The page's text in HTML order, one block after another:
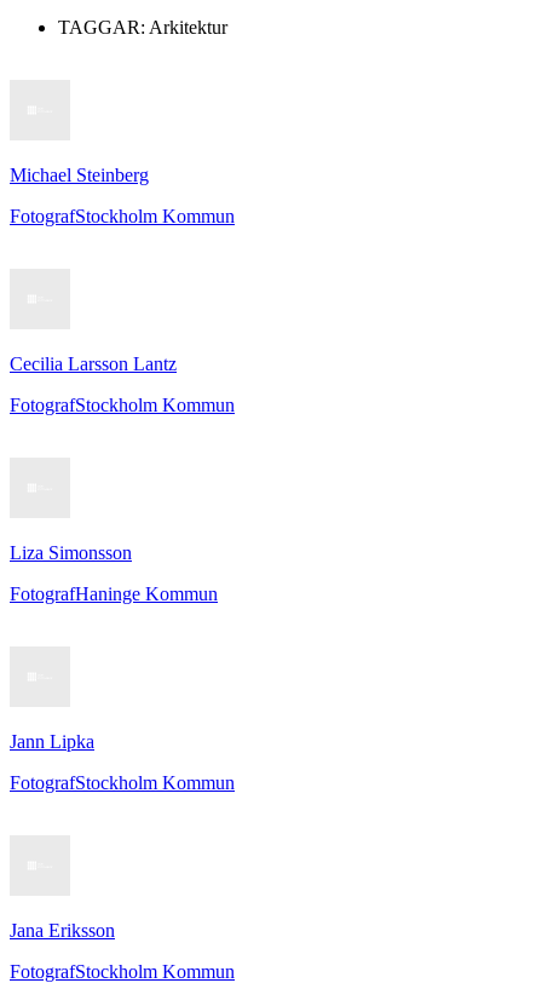
TAGGAR: Arkitektur
Michael Steinberg
FotografStockholm Kommun
Cecilia Larsson Lantz
FotografStockholm Kommun
Liza Simonsson
FotografHaninge Kommun
Jann Lipka
FotografStockholm Kommun
Jana Eriksson
FotografStockholm Kommun